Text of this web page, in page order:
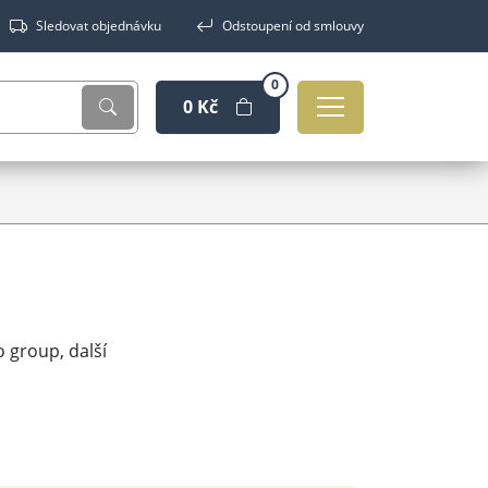
Sledovat objednávku Odstoupení od smlouvy
0 Kč
0
group, další